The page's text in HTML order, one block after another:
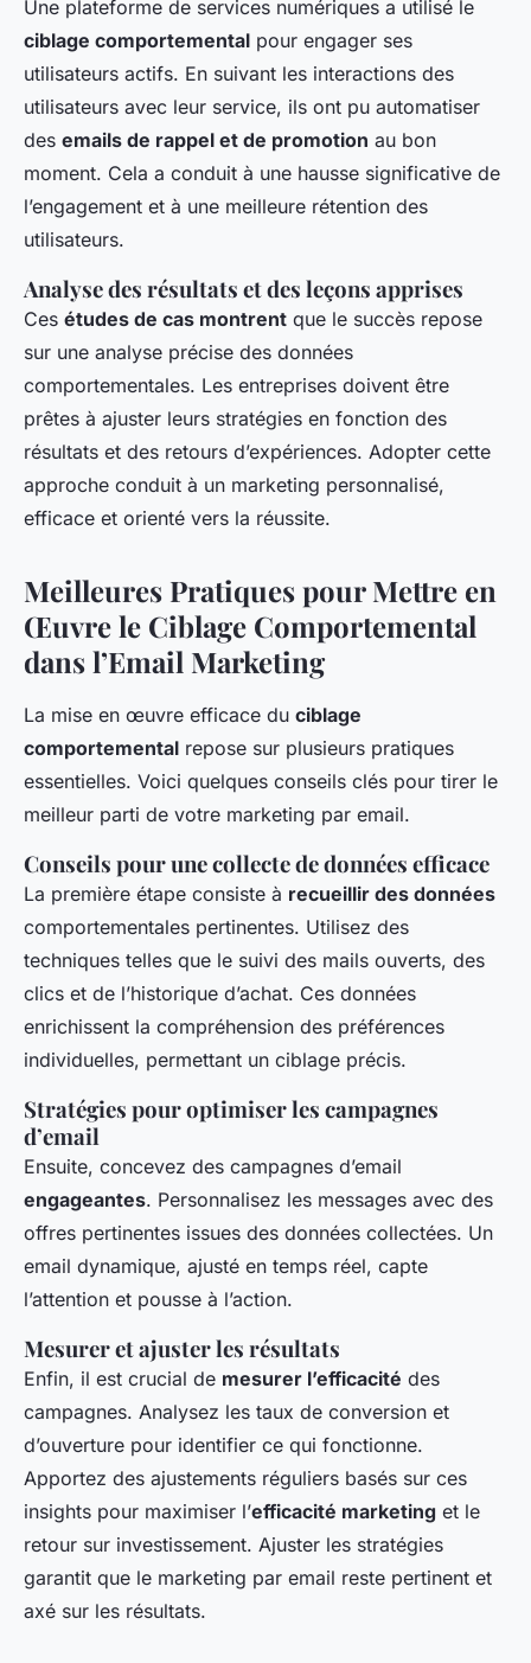
Une plateforme de services numériques a utilisé le
ciblage comportemental pour engager ses
utilisateurs actifs. En suivant les interactions des
utilisateurs avec leur service, ils ont pu automatiser
des emails de rappel et de promotion au bon
moment. Cela a conduit à une hausse significative de
l’engagement et à une meilleure rétention des
utilisateurs.
Analyse des résultats et des leçons apprises
Ces études de cas montrent que le succès repose
sur une analyse précise des données
comportementales. Les entreprises doivent être
prêtes à ajuster leurs stratégies en fonction des
résultats et des retours d’expériences. Adopter cette
approche conduit à un marketing personnalisé,
efficace et orienté vers la réussite.
Meilleures Pratiques pour Mettre en
Œuvre le Ciblage Comportemental
dans l’Email Marketing
La mise en œuvre efficace du ciblage
comportemental repose sur plusieurs pratiques
essentielles. Voici quelques conseils clés pour tirer le
meilleur parti de votre marketing par email.
Conseils pour une collecte de données efficace
La première étape consiste à recueillir des données
comportementales pertinentes. Utilisez des
techniques telles que le suivi des mails ouverts, des
clics et de l’historique d’achat. Ces données
enrichissent la compréhension des préférences
individuelles, permettant un ciblage précis.
Stratégies pour optimiser les campagnes
d’email
Ensuite, concevez des campagnes d’email
engageantes. Personnalisez les messages avec des
offres pertinentes issues des données collectées. Un
email dynamique, ajusté en temps réel, capte
l’attention et pousse à l’action.
Mesurer et ajuster les résultats
Enfin, il est crucial de mesurer l’efficacité des
campagnes. Analysez les taux de conversion et
d’ouverture pour identifier ce qui fonctionne.
Apportez des ajustements réguliers basés sur ces
insights pour maximiser l’efficacité marketing et le
retour sur investissement. Ajuster les stratégies
garantit que le marketing par email reste pertinent et
axé sur les résultats.